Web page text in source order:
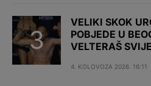
VELIKI SKOK
POBJEDE U
VELTERAŠ
4. KOLOVOZA 2026. 16:11